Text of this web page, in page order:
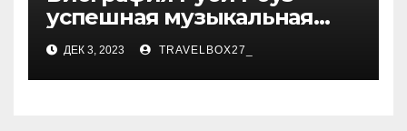
успешная музыкальная
карьера, личная жизнь и
знаковые достижения
ДЕК 3, 2023 TRAVELBOX27_